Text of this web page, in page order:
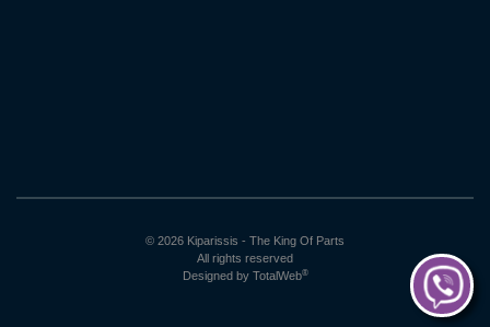
© 2026 Kiparissis - The King Of Parts
All rights reserved
Designed by TotalWeb®